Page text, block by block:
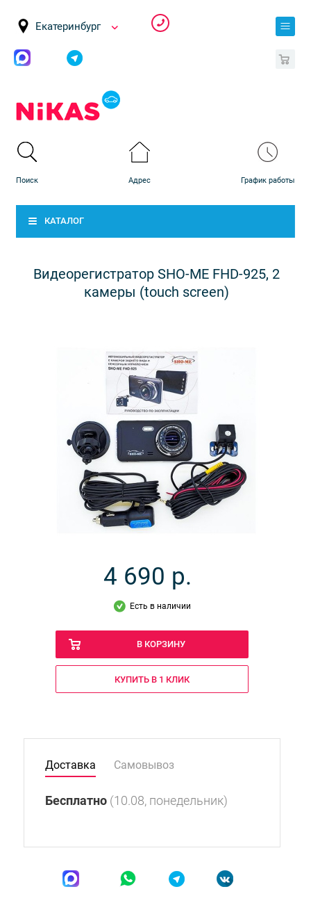
Екатеринбург
КАТАЛОГ
Видеорегистратор SHO-ME FHD-925, 2
камеры (touch screen)
4 690 р.
Есть в наличии
В КОРЗИНУ
КУПИТЬ В 1 КЛИК
Доставка Самовывоз
Бесплатно (10.08, понедельник)